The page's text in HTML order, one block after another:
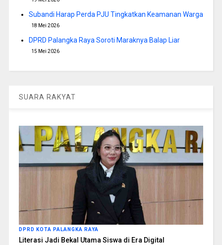
Subandi Harap Perda PJU Tingkatkan Keamanan Warga
18 Mei 2026
DPRD Palangka Raya Soroti Maraknya Balap Liar
15 Mei 2026
SUARA RAKYAT
DPRD KOTA PALANGKA RAYA
Literasi Jadi Bekal Utama Siswa di Era Digital